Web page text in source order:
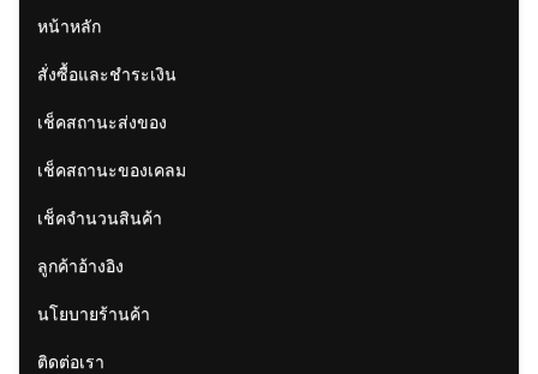
หน้าหลัก
สั่งซื้อและชำระเงิน
เช็คสถานะส่งของ
เช็คสถานะของเคลม
เช็คจำนวนสินค้า
ลูกค้าอ้างอิง
นโยบายร้านค้า
ติดต่อเรา